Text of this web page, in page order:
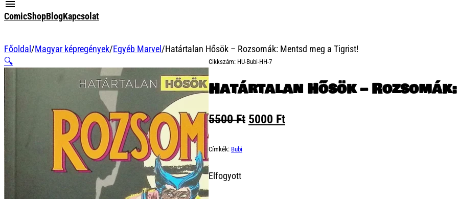
ComicShopBlogKapcsolat
Főoldal /Magyar képregények/Egyéb Marvel /Határtalan Hősök – Rozsomák: Mentsd meg a Tigrist!
🔍
Cikkszám: HU-Bubi-HH-7
Határtalan Hősök –
5500Ft Original
5000 FtCurrent
Címkék: Bubi
Elfogyott